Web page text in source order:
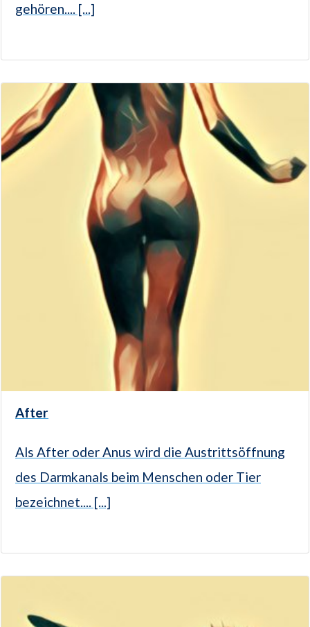
gehören.... [...]
After
Als After oder Anus wird die Austrittsöffnung
des Darmkanals beim Menschen oder Tier
bezeichnet.... [...]